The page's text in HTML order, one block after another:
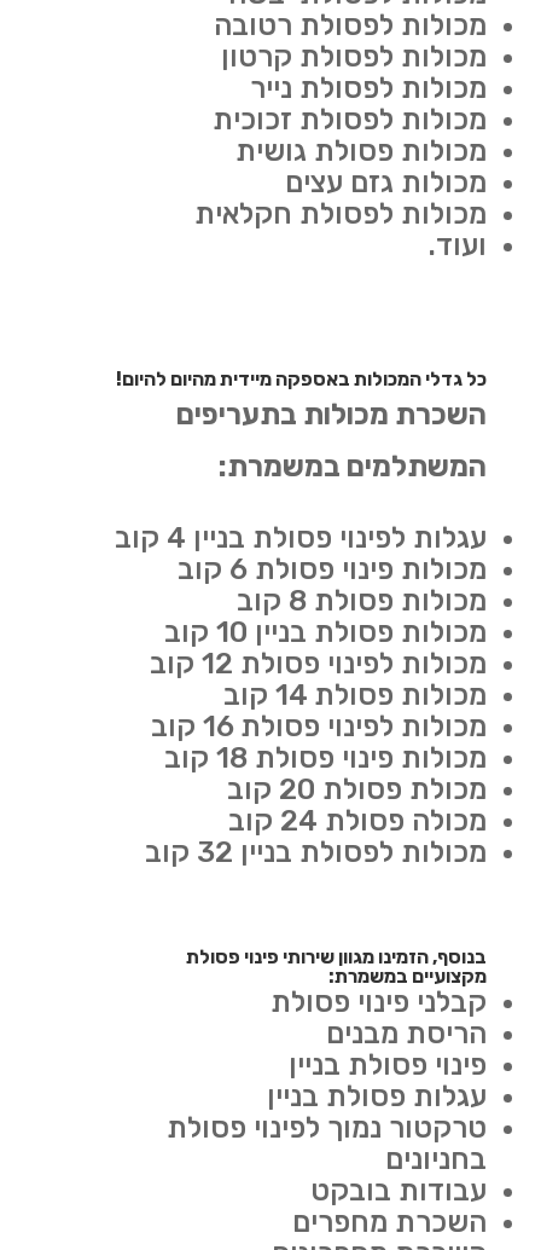
מכולות לפסולת רטובה
מכולות לפסולת קרטון
מכולות לפסולת נייר
מכולות לפסולת זכוכית
מכולות פסולת גושית
מכולות גזם עצים
מכולות לפסולת חקלאית
ועוד.
כל גדלי המכולות באספקה מיידית מהיום להיום!
השכרת מכולות בתעריפים
המשתלמים במשמרת:
עגלות לפינוי פסולת בניין 4 קוב
מכולות פינוי פסולת 6 קוב
מכולות פסולת 8 קוב
מכולות פסולת בניין 10 קוב
מכולות לפינוי פסולת 12 קוב
מכולות פסולת 14 קוב
מכולות לפינוי פסולת 16 קוב
מכולות פינוי פסולת 18 קוב
מכולת פסולת 20 קוב
מכולה פסולת 24 קוב
מכולות לפסולת בניין 32 קוב
בנוסף, הזמינו מגוון שירותי פינוי פסולת
מקצועיים במשמרת:
קבלני פינוי פסולת
הריסת מבנים
פינוי פסולת בניין
עגלות פסולת בניין
טרקטור נמוך לפינוי פסולת
בחניונים
עבודות בובקט
השכרת מחפרים